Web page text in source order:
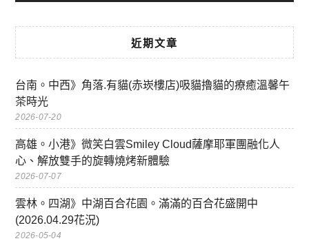
近期文章
台南。中西》角落.有貓(赤崁樓店)吸貓擼貓的療癒溫馨午
茶時光
2026-07-20
高雄。小港》微笑白雲Smiley Cloud薩摩耶軍團融化人
心、解放雙手的旋轉燒烤新體驗
2026-07-07
雲林。四湖》中湖百合花園。滿滿的百合花盛開中
(2026.04.29花況)
2026-05-04